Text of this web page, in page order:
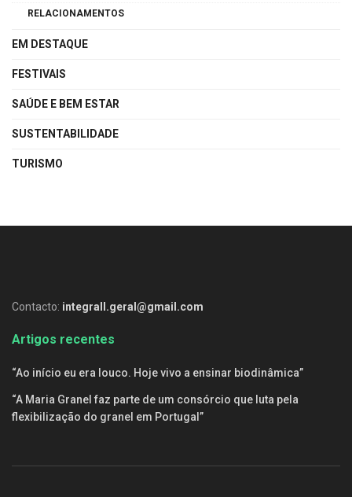
RELACIONAMENTOS
EM DESTAQUE
FESTIVAIS
SAÚDE E BEM ESTAR
SUSTENTABILIDADE
TURISMO
Contacto: integrall.geral@gmail.com
Artigos recentes
“Ao início eu era louco. Hoje vivo a ensinar biodinâmica”
“A Maria Granel faz parte de um consórcio que luta pela
flexibilização do granel em Portugal”